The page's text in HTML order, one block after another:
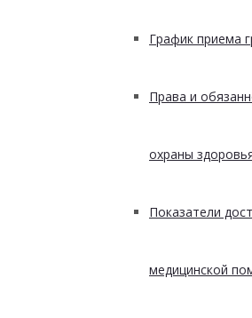
График приема
Права и
охраны
Показатели
медицинской